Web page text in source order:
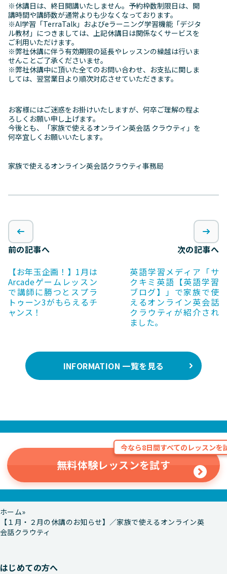
※休講日は、終日開講いたしません。予約枠数制限日は、開
講時間や講師数が通常よりも少なくなっております。
※AI学習「TerraTalk」およびeラーニング学習機能「デジタ
ル教材」につきましては、上記休講日は関係なくサービスを
ご利用いただけます。
※弊社休講に伴う有効期限の延長やレッスンの繰越は行いま
せんことご了承くださいませ。
※弊社休講中に頂いた全てのお問い合わせ、お支払に関しま
しては、翌営業日より順次対応させていただきます。
お客様にはご迷惑をお掛けいたしますが、何卒ご理解の程よ
ろしくお願い申し上げます。
今後とも、「家族で使えるオンライン英会話 クラウティ」を
何卒宜しくお願いいたします。
家族で使えるオンライン英会話クラウティ事務局
前の記事へ
【お年玉企画！】1月は
Arcadeゲームレッスン
で講師に勝つとスプラ
トゥーン3がもらえるチ
ャンス！
次の記事へ
英語学習メディア「サ
クキミ英語【英語学習
ブログ】」で家族で使
えるオンライン英会話
クラウティが紹介され
ました。
INFORMATION 一覧を見る
今なら8日間すべてのレッスンを
無料体験レッスンを試す
ホーム
【１月・２月の休講のお知らせ】／家族で使えるオンライン英
会話クラウティ
はじめての方へ